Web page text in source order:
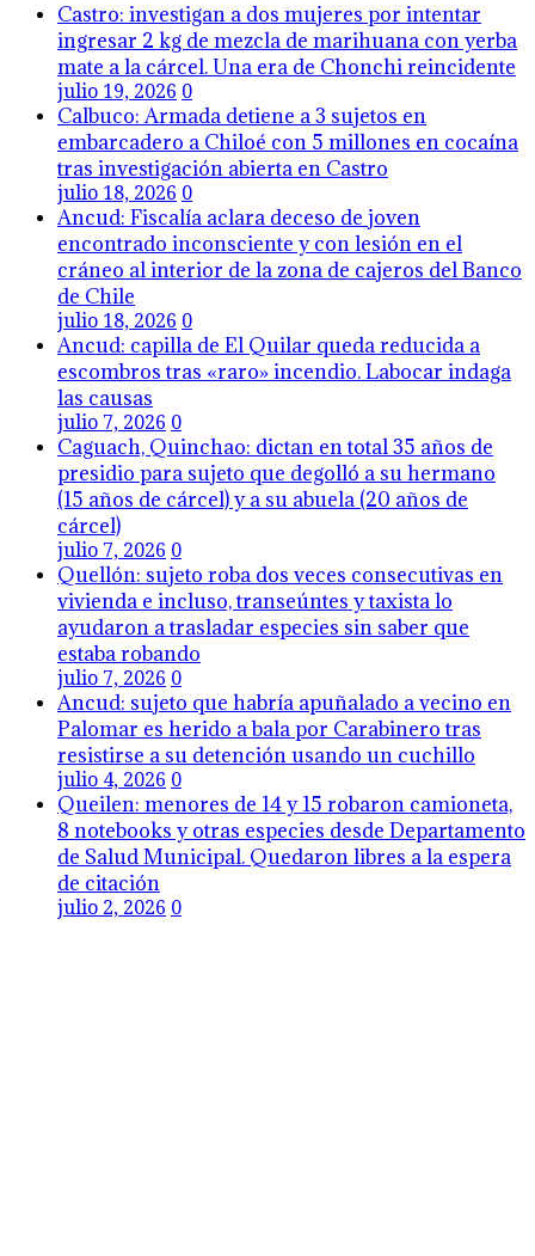
julio 19, 2026 0
Calbuco: Armada detiene a 3 sujetos en
embarcadero a Chiloé con 5 millones en cocaína
tras investigación abierta en Castro
julio 18, 2026 0
Ancud: Fiscalía aclara deceso de joven
encontrado inconsciente y con lesión en el
cráneo al interior de la zona de cajeros del Banco
de Chile
julio 18, 2026 0
Ancud: capilla de El Quilar queda reducida a
escombros tras «raro» incendio. Labocar indaga
las causas
julio 7, 2026 0
Caguach, Quinchao: dictan en total 35 años de
presidio para sujeto que degolló a su hermano
(15 años de cárcel) y a su abuela (20 años de
cárcel)
julio 7, 2026 0
Quellón: sujeto roba dos veces consecutivas en
vivienda e incluso, transeúntes y taxista lo
ayudaron a trasladar especies sin saber que
estaba robando
julio 7, 2026 0
Ancud: sujeto que habría apuñalado a vecino en
Palomar es herido a bala por Carabinero tras
resistirse a su detención usando un cuchillo
julio 4, 2026 0
Queilen: menores de 14 y 15 robaron camioneta,
8 notebooks y otras especies desde Departamento
de Salud Municipal. Quedaron libres a la espera
de citación
julio 2, 2026 0